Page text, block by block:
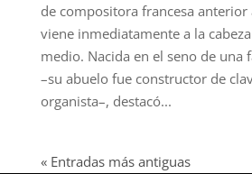
de compositora francesa anterior
viene inmediatamente a la
medio. Nacida en el seno de una
–su abuelo fue constructor de
organista–, destacó...
« Entradas más antiguas